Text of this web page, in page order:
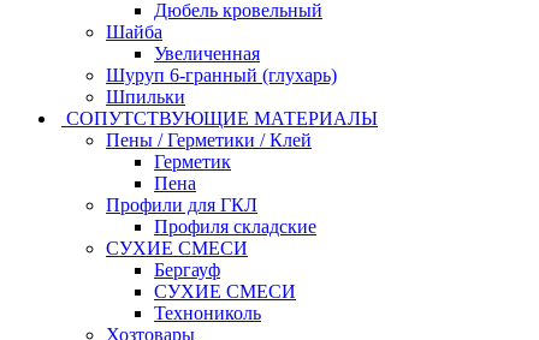
Дюбель кровельный
Шайба
Увеличенная
Шуруп 6-гранный (глухарь)
Шпильки
СОПУТСТВУЮЩИЕ МАТЕРИАЛЫ
Пены / Герметики / Клей
Герметик
Пена
Профили для ГКЛ
Профиля складские
СУХИЕ СМЕСИ
Бергауф
СУХИЕ СМЕСИ
Технониколь
Хозтовары